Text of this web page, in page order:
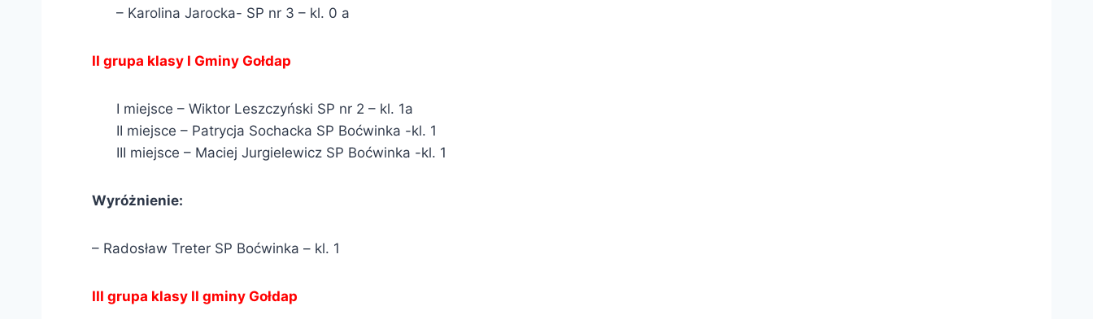
– Karolina Jarocka- SP nr 3 – kl. 0 a
II grupa klasy I Gminy Gołdap
I miejsce – Wiktor Leszczyński SP nr 2 – kl. 1a
II miejsce – Patrycja Sochacka SP Boćwinka -kl. 1
III miejsce – Maciej Jurgielewicz SP Boćwinka -kl. 1
Wyróżnienie:
– Radosław Treter SP Boćwinka – kl. 1
III grupa klasy II gminy Gołdap